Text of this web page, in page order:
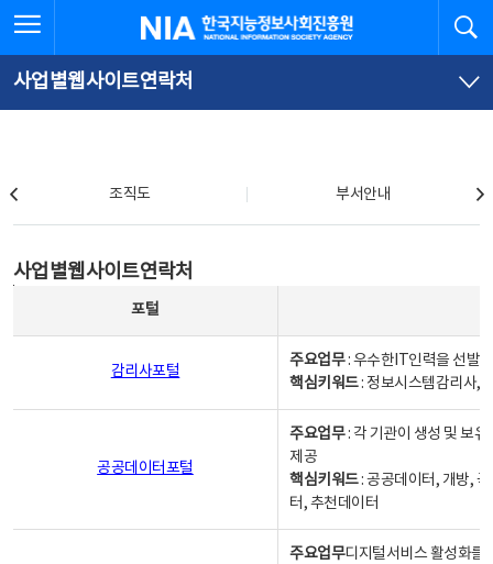
문
로
가
체
뉴
바
가
한국지능정보사회진흥원
사업별웹사이트연락처
조직도 부서안내
사업별웹사이트연락처
포털
감리사포털
주요업무: 우수한IT인력을 선발
핵심키워드: 정보시스템감리사,
공공데이터포털
주요업무: 각 기관이 생성 및 보
제공
핵심키워드: 공공데이터, 개방,
터, 추천데이터
주요업무디지털서비스 활성화를